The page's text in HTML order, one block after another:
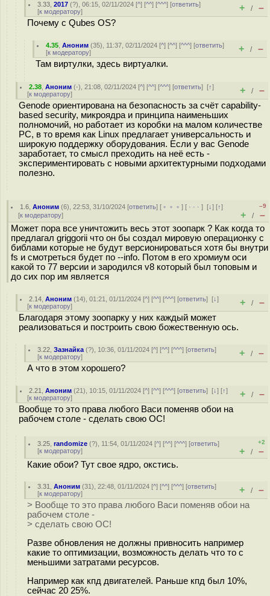
3.33 ,2017 (?), 06:15, 02/11/2024 [^] [^^] [^^^] [ответить]
[к модератору] + / –
Почему с Qubes OS?
4.35 ,Аноним (35), 11:37, 02/11/2024 [^] [^^] [^^^] [ответить]
[к модератору] + / –
Там виртулки, здесь виртуалки.
2.38 ,Аноним (-), 21:08, 02/11/2024 [^] [^^] [^^^] [ответить][↑]
[к модератору] + / –
Genode ориентирована на безопасность за счёт capability-
based security, микроядра и принципа наименьших
полномочий, но работает из коробки на малом количестве
PC, в то время как Linux предлагает универсальность и
широкую поддержку оборудования. Если у вас Genode
заработает, то смысл преходить на неё есть -
экспериментировать с новыми архитектурными подходами
полезно.
1.6 ,Аноним (6), 22:53, 31/10/2024 [ответить] [ ﹢﹢﹢] [ · · ·][↓] [↑]
[к модератору]
–9
+ / –
Может пора все уничтожить весь этот зоопарк ? Как когда то
предлагал griggorii что он бы создал мировую операционку с
библами которые не будут версионироваться хотя бы внутри
fs и смотреться будет по --info. Потом в его хромиум оси
какой то 77 версии и зародился v8 который был топовым и
до сих пор им является
2.14 ,Аноним (14), 01:21, 01/11/2024 [^] [^^] [^^^] [ответить][↓]
[к модератору] + / –
Благодаря этому зоопарку у них каждый может
реализоваться и построить свою божественную ось.
3.22 ,Зазнайка (?), 10:36, 01/11/2024 [^] [^^] [^^^] [ответить]
[к модератору] + / –
А что в этом хорошего?
2.21 ,Аноним (21), 10:15, 01/11/2024 [^] [^^] [^^^] [ответить][↓] [↑]
[к модератору] + / –
Вообще то это права любого Васи поменяв обои на
рабочем столе - сделать свою ОС!
3.25 ,randomize (?), 11:54, 01/11/2024 [^] [^^] [^^^] [ответить]
[к модератору]
+2
+ / –
Какие обои? Тут свое ядро, окстись.
3.31 ,Аноним (31), 22:48, 01/11/2024 [^] [^^] [^^^] [ответить]
[к модератору] + / –
> Вообще то это права любого Васи поменяв обои на
рабочем столе -
> сделать свою ОС!
Разве обновления не должны привносить например
какие то оптимизации, возможность делать что то с
меньшими затратами ресурсов.
Например как кпд двигателей. Раньше кпд был 10%,
сейчас 20 25%.